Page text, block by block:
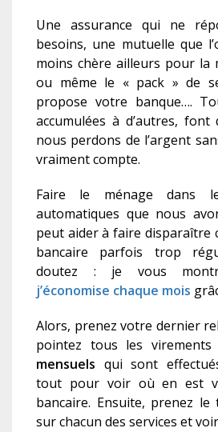
Une assurance qui ne
besoins, une mutuelle que
moins chère ailleurs pour la
ou même le « pack » de
propose votre banque….
accumulées à d’autres, font
nous perdons de l’argent
vraiment compte.
Faire le ménage dans
automatiques que nous
peut aider à faire disparaître
bancaire parfois trop
doutez : je vous
j’économise chaque mois
Alors, prenez votre dernier
pointez tous les virements
mensuels qui sont
tout pour voir où en est
bancaire. Ensuite, prenez le
sur chacun des services et